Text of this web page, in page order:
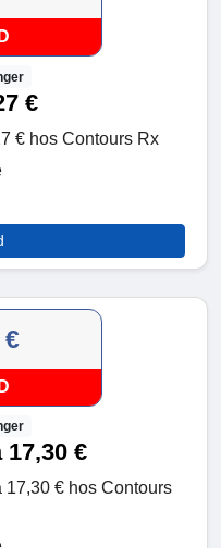
€
€ hos Contours Rx
€
€
€ hos Contours